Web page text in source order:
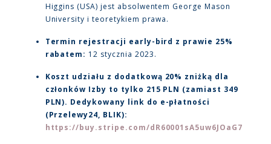
Higgins (USA) jest absolwentem George Mason
University i teoretykiem prawa.
Termin rejestracji early-bird z prawie 25%
rabatem: 12 stycznia 2023.
Koszt udziału z dodatkową 20% zniżką dla
członków Izby to tylko 215 PLN (zamiast 349
PLN). Dedykowany link do e-płatności
(Przelewy24, BLIK):
https://buy.stripe.com/dR60001sA5uw6JOaG7